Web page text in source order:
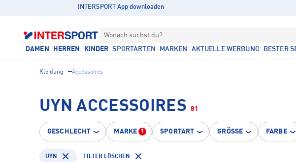
INTERSPORT App downloaden
Wonach suchst du?
DAMEN HERREN KINDER SPORTARTEN MARKEN AKTUELLE WERBUNG BESTER
Kleidung Accessoires
UYN ACCESSOIRES 81
GESCHLECHT MARKE 1 SPORTART GRÖSSE FARBE
UYN FILTER LÖSCHEN